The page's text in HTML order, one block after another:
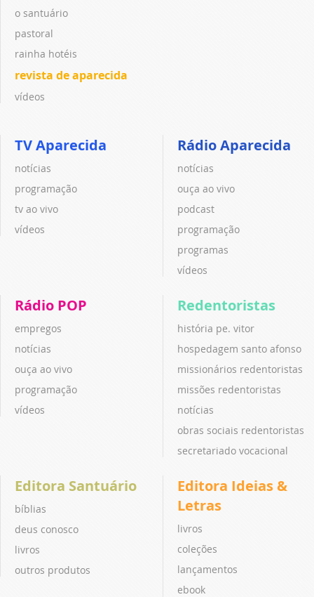
o santuário
pastoral
rainha hotéis
revista de aparecida
vídeos
TV Aparecida
notícias
programação
tv ao vivo
vídeos
Rádio Aparecida
notícias
ouça ao vivo
podcast
programação
programas
vídeos
Rádio POP
empregos
notícias
ouça ao vivo
programação
vídeos
Redentoristas
história pe. vitor
hospedagem santo afonso
missionários redentoristas
missões redentoristas
notícias
obras sociais redentoristas
secretariado vocacional
Editora Santuário
bíblias
deus conosco
livros
outros produtos
Editora Ideias &
Letras
livros
coleções
lançamentos
ebook